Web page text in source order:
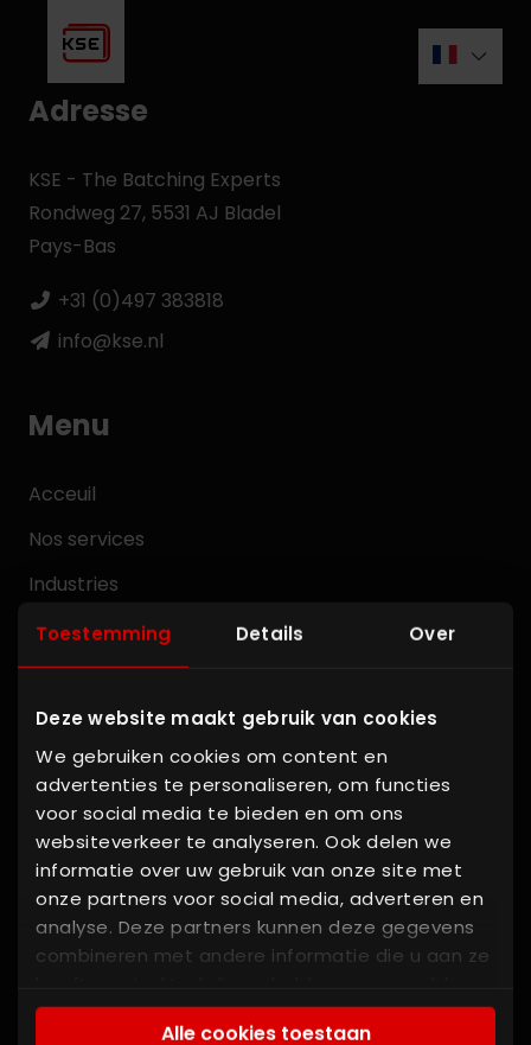
Toestemming Details Over
Deze website maakt gebruik van cookies
We gebruiken cookies om content en
advertenties te personaliseren, om functies
voor social media te bieden en om ons
websiteverkeer te analyseren. Ook delen we
informatie over uw gebruik van onze site met
onze partners voor social media, adverteren en
analyse. Deze partners kunnen deze gegevens
combineren met andere informatie die u aan ze
basis van uw gebruik van hun services. U gaat
akkoord met onze cookies als u onze website
Alle cookies toestaan
Adresse
KSE - The Batching Experts
Rondweg 27, 5531 AJ Bladel
Pays-Bas
+31 (0)497 383818
info@kse.nl
Menu
Acceuil
Nos services
Industries
Service
Nos références
Centre de connaissances
À propos de KSE
Contact
Liens intéressants
Système de pesage
Système de dosage